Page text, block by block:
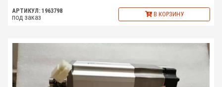
АРТИКУЛ: 1963798
под заказ В КОРЗИНУ